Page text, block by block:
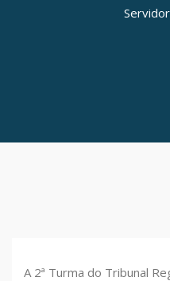
A 2ª Turma do Tribunal